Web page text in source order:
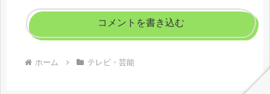
コメントを書き込む
ホーム テレビ・芸能